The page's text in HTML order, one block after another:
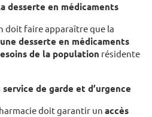
desserte en médicaments
doit faire apparaître que la
une desserte en médicaments
de la population résidente
de garde et d’urgence
doit garantir un accès